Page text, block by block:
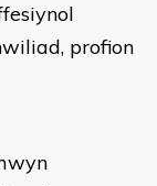
profion